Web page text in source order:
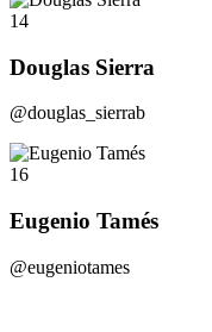
14
Douglas Sierra
@douglas_sierrab
16
Eugenio Tamés
@eugeniotames